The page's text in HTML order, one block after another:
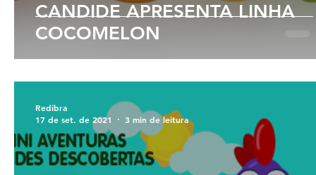
CANDIDE APRESENTA LINHA
COCOMELON
Redibra
17 de set. de 2021
3 min de leitura